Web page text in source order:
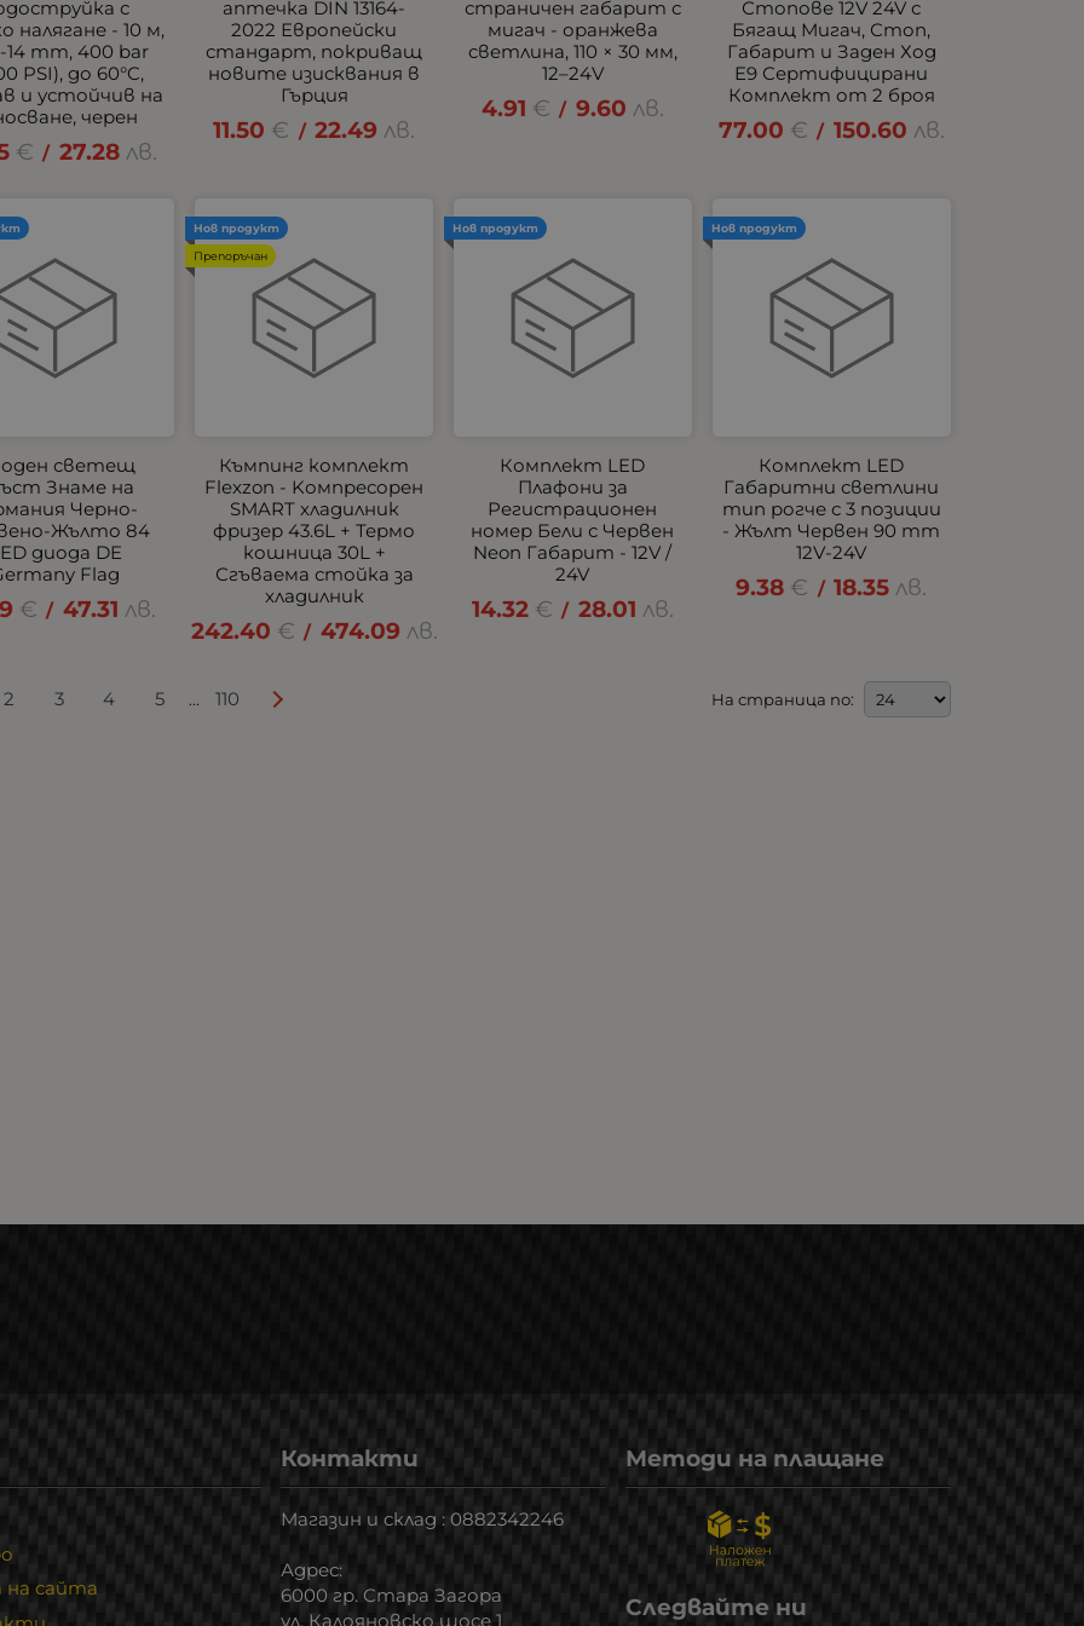
с
налягане - 10 м,
14 mm, 400 bar
PSI), до 60°C,
и устойчив на
черен
€ / 27.28 лв.
аптечка DIN 13164-
2022 Европейски
стандарт, покриващ
новите изисквания в
Гърция
11.50 € / 22.49 лв.
страничен габарит с
мигач - оранжева
светлина, 110 × 30 мм,
12–24V
4.91 € / 9.60 лв.
Стопове 12V 24V с
Бягащ Мигач, Стоп,
Габарит и Заден Ход
E9 Сертифицирани
Комплект от 2 броя
77.00 € / 150.60 лв.
светещ
Знаме на
Черно-
Жълто 84
диода DE
Flag
€ / 47.31 лв.
Къмпинг комплект
Flexzon - Kомпресорен
SMART хладилник
фризер 43.6L + Термо
кошница 30L +
Сгъваема стойка за
хладилник
242.40 € / 474.09 лв.
Нов продукт
Препоръчан
Комплект LED
Плафони за
Регистрационен
номер Бели с Червен
Neon Габарит - 12V /
24V
14.32 € / 28.01 лв.
Нов продукт
Комплект LED
Габаритни светлини
тип рогче с 3 позиции
- Жълт Червен 90 mm
12V-24V
9.38 € / 18.35 лв.
Нов продукт
2 3 4 5 ... 110 На страница по:
сайта
Контакти
Магазин и склад : 0882342246
Адрес:
6000 гр. Стара Загора
ул. Калояновско шосе 1
Методи на плащане
Следвайте ни